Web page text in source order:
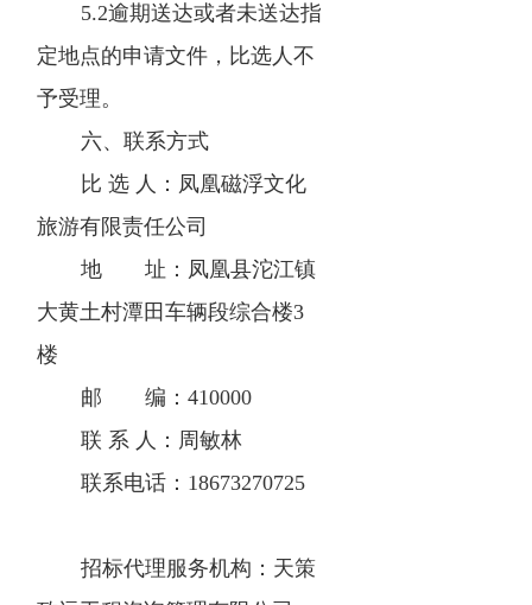
5.2逾期送达或者未送达指
定地点的申请文件，比选人不
予受理。
六、联系方式
比 选 人：凤凰磁浮文化
旅游有限责任公司
地 址：凤凰县沱江镇
大黄土村潭田车辆段综合楼3
楼
邮 编：410000
联 系 人：周敏林
联系电话：18673270725
招标代理服务机构：天策